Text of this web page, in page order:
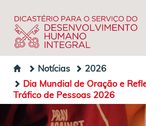
Notícias
2026
Dia Mundial de Oração e
Tráfico de Pessoas 2026